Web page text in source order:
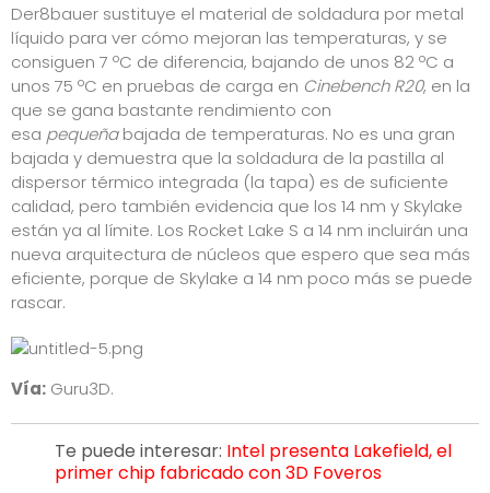
Der8bauer sustituye el material de soldadura por metal
líquido para ver cómo mejoran las temperaturas, y se
consiguen 7 ºC de diferencia, bajando de unos 82 ºC a
unos 75 ºC en pruebas de carga en Cinebench R20, en la
que se gana bastante rendimiento con
esa pequeñabajada de temperaturas. No es una gran
bajada y demuestra que la soldadura de la pastilla al
dispersor térmico integrada (la tapa) es de suficiente
calidad, pero también evidencia que los 14 nm y Skylake
están ya al límite. Los Rocket Lake S a 14 nm incluirán una
nueva arquitectura de núcleos que espero que sea más
eficiente, porque de Skylake a 14 nm poco más se puede
rascar.
Vía: Guru3D.
Te puede interesar: Intel presenta Lakefield, el
primer chip fabricado con 3D Foveros